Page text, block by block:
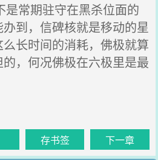
常期驻守在黑杀位面的
到，信碑核就是移动的星
长时间的消耗，佛极就算
，何况佛极在六极里是最
存书签 下一章